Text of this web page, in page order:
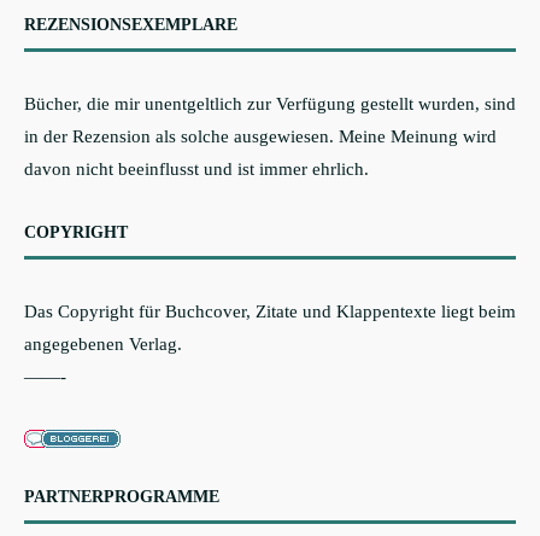
REZENSIONSEXEMPLARE
Bücher, die mir unentgeltlich zur Verfügung gestellt wurden, sind
in der Rezension als solche ausgewiesen. Meine Meinung wird
davon nicht beeinflusst und ist immer ehrlich.
COPYRIGHT
Das Copyright für Buchcover, Zitate und Klappentexte liegt beim
angegebenen Verlag.
——-
PARTNERPROGRAMME